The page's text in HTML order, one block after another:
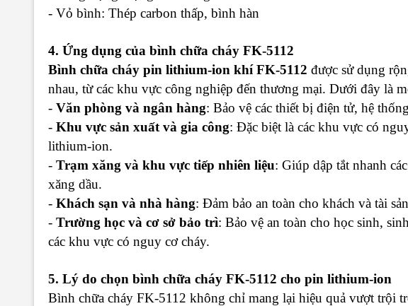
- Vỏ bình: Thép carbon thấp, bình hàn
4. Ứng dụng của bình chữa cháy FK-5112
Bình chữa cháy pin lithium-ion khí FK-5112 được sử dụng
nhau, từ các khu vực công nghiệp đến thương mại. Dưới đây là
- Văn phòng và ngân hàng: Bảo vệ các thiết bị điện tử, hệ
- Khu vực sản xuất và gia công: Đặc biệt là các khu vực có
lithium-ion.
- Trạm xăng và khu vực tiếp nhiên liệu: Giúp dập tắt nhanh
xăng dầu.
- Khách sạn và nhà hàng: Đảm bảo an toàn cho khách và tài
- Trường học và cơ sở bảo trì: Bảo vệ an toàn cho học sinh,
các khu vực có nguy cơ cháy.
5. Lý do chọn bình chữa cháy FK-5112 cho pin lithium-ion
Bình chữa cháy FK-5112 không chỉ mang lại hiệu quả vượt trội